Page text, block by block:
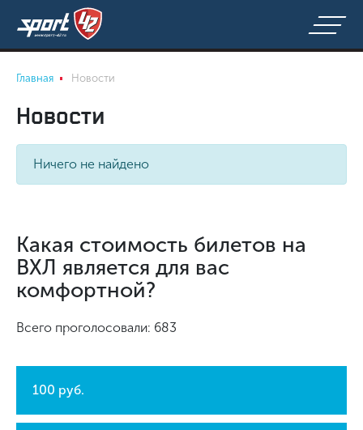
Главная Новости
Новости
Ничего не найдено
Какая стоимость билетов на
ВХЛ является для вас
комфортной?
Всего проголосовали: 683
100 руб.